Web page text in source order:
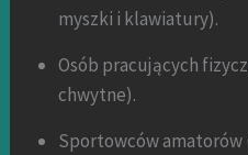
myszki i klawiatury).
Osób pracujących
chwytne).
Sportowców